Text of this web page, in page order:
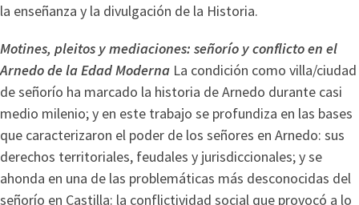
la enseñanza y la divulgación de la Historia.
Motines, pleitos y mediaciones: señorío y conflicto en el
Arnedo de la Edad Moderna La condición como villa/ciudad
de señorío ha marcado la historia de Arnedo durante casi
medio milenio; y en este trabajo se profundiza en las bases
que caracterizaron el poder de los señores en Arnedo: sus
derechos territoriales, feudales y jurisdiccionales; y se
ahonda en una de las problemáticas más desconocidas del
señorío en Castilla: la conflictividad social que provocó a lo